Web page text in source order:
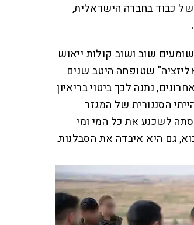
כבוד בחברה הישראלית,
שוב ושוב קולות ייאוש
שטופחה היטב שנים
נתנה לכך ביטוי בריאיון
הסנגורית של המגזר
לשכנע את כל המי ומי
גם היא איבדה את הסבלנות.